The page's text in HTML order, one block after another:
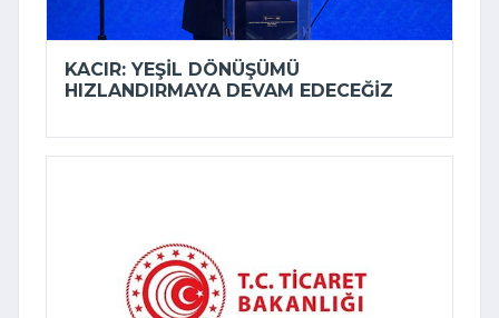
KACIR: YEŞIL DÖNÜŞÜMÜ
HIZLANDIRMAYA DEVAM EDECEĞIZ